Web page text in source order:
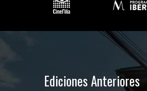
Ediciones Anteriores